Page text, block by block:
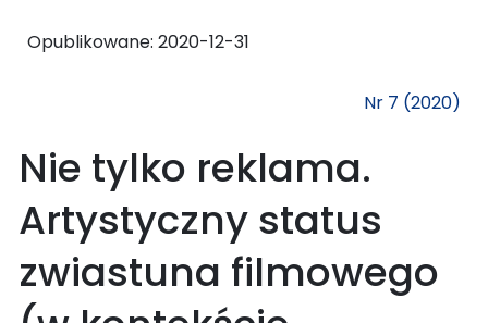
Opublikowane: 2020-12-31
Nr 7 (2020)
Nie tylko reklama.
Artystyczny status
zwiastuna filmowego